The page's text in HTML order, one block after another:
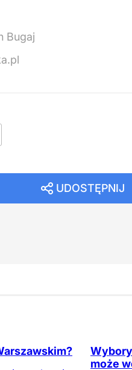
Bugaj
UDOSTĘPNIJ
może